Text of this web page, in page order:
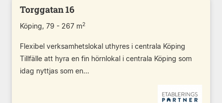
Torggatan 16
Köping, 79 - 267 m2
Flexibel verksamhetslokal uthyres i centrala Köping
Tillfälle att hyra en fin hörnlokal i centrala Köping som
idag nyttjas som en...